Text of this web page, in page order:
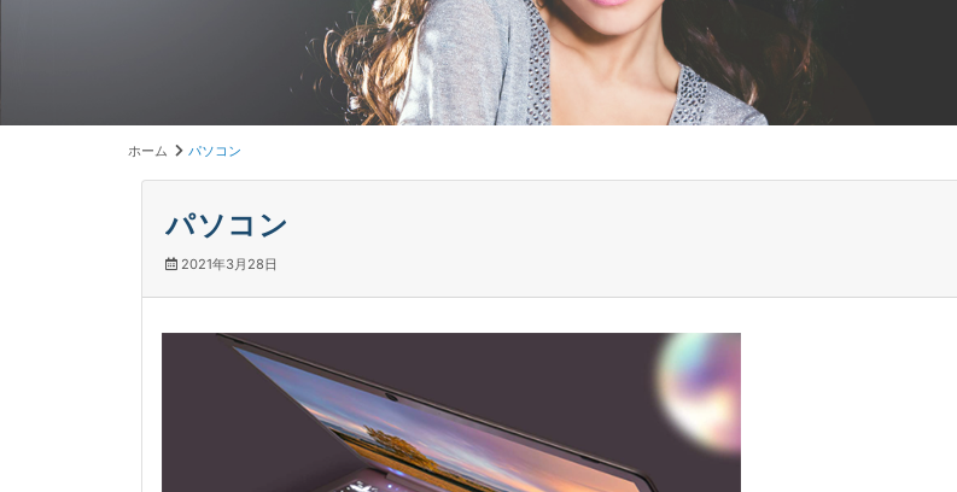
ホーム パソコン
パソコン
2021年3月28日